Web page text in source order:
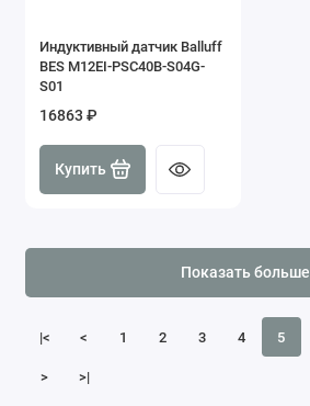
Индуктивный датчик Balluff
BES M12EI-PSC40B-S04G-
S01
16863 ₽
Купить
|< < 1 2 3 4 5
> >|
Показать больше